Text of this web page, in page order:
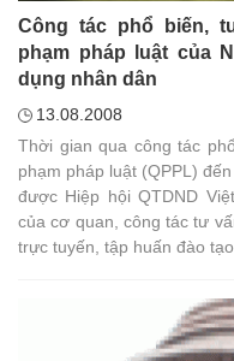
Công tác phổ biến,
phạm pháp luật của
dụng nhân dân
13.08.2008
Thời gian qua công tác
phạm pháp luật (QPPL)
được Hiệp hội QTDND
của cơ quan, công tác tư
trực tuyến, tập huấn đào